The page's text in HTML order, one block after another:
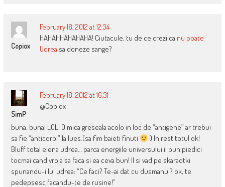
Copiox
February 18, 2012 at 12:34
HAHAHHAHAHAHA! Ciutacule, tu de ce crezi ca nu poate
Udrea sa doneze sange?
SimP
February 18, 2012 at 16:31
@Copiox
buna, buna! LOL! O mica greseala acolo in loc de “antigene” ar trebui
sa fie “anticorpi” la lues.(sa fim baieti finuti
) In rest totul ok!
Bluff total elena udrea… parca energiile universului ii pun piedici
tocmai cand vroia sa faca si ea ceva bun! Il si vad pe skaraotki
spunandu-i lui udrea: “Ce faci? Te-ai dat cu dusmanul? ok, te
pedepsesc facandu-te de rusine!”